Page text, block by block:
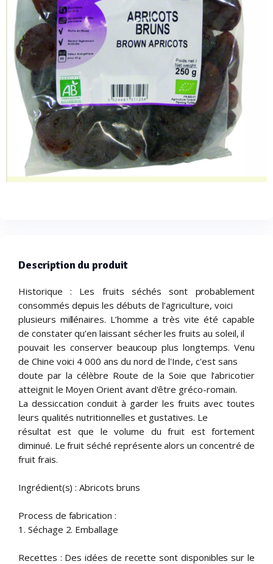
Description du produit
Historique : Les fruits séchés sont probablement
consommés depuis les débuts de l’agriculture, voici
plusieurs millénaires. L’homme a très vite été capable
de constater qu’en laissant sécher les fruits au soleil, il
pouvait les conserver beaucoup plus longtemps. Venu
de Chine voici 4 000 ans du nord de l'Inde, c'est sans
doute par la célèbre Route de la Soie que l'abricotier
atteignit le Moyen Orient avant d'être gréco-romain.
La dessiccation conduit à garder les fruits avec toutes
leurs qualités nutritionnelles et gustatives. Le
résultat est que le volume du fruit est fortement
diminué. Le fruit séché représente alors un concentré de
fruit frais.
Ingrédient(s) : Abricots bruns
Process de fabrication :
1. Séchage 2. Emballage
Recettes : Des idées de recette sont disponibles sur le